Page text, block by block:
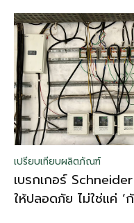
เปรียบเทียบผลิตภัณฑ์
เบรกเกอร์
ให้ปลอดภัย ไม่ใช่แค่ ‘